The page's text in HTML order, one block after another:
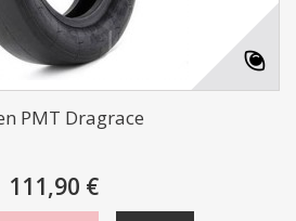
PMT Dragrace
111,90 €